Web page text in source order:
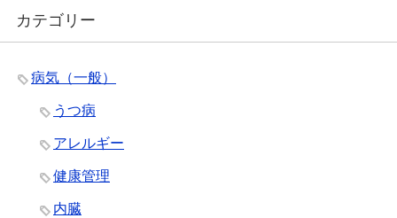
カテゴリー
病気（一般）
うつ病
アレルギー
健康管理
内臓